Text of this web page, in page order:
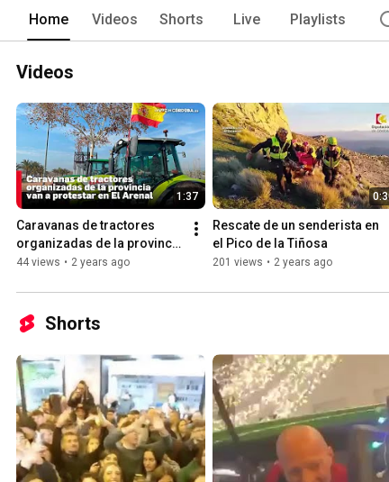
Home Videos Shorts Live Playlists
Videos
1:37
Caravanas de tractores
organizadas de la provincia
van a protestar en El Arenal
44 views • 2 years ago
Rescate de un senderista en
el Pico de la Tiñosa
201 views • 2 years ago
Shorts